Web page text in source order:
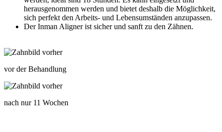
herausgenommen werden und bietet deshalb die Möglichkeit,
sich perfekt den Arbeits- und Lebensumständen anzupassen.
Der Inman Aligner ist sicher und sanft zu den Zähnen.
vor der Behandlung
nach nur 11 Wochen